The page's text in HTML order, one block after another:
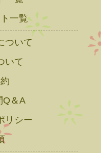
一覧
ついて
いて
Q＆A
リシー